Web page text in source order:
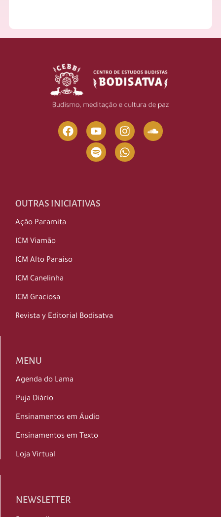
OUTRAS INICIATIVAS
Ação Paramita
ICM Viamão
ICM Alto Paraíso
ICM Canelinha
ICM Graciosa
Revista y Editorial Bodisatva
MENU
Agenda do Lama
Puja Diário
Ensinamentos em Áudio
Ensinamentos em Texto
Loja Virtual
NEWSLETTER